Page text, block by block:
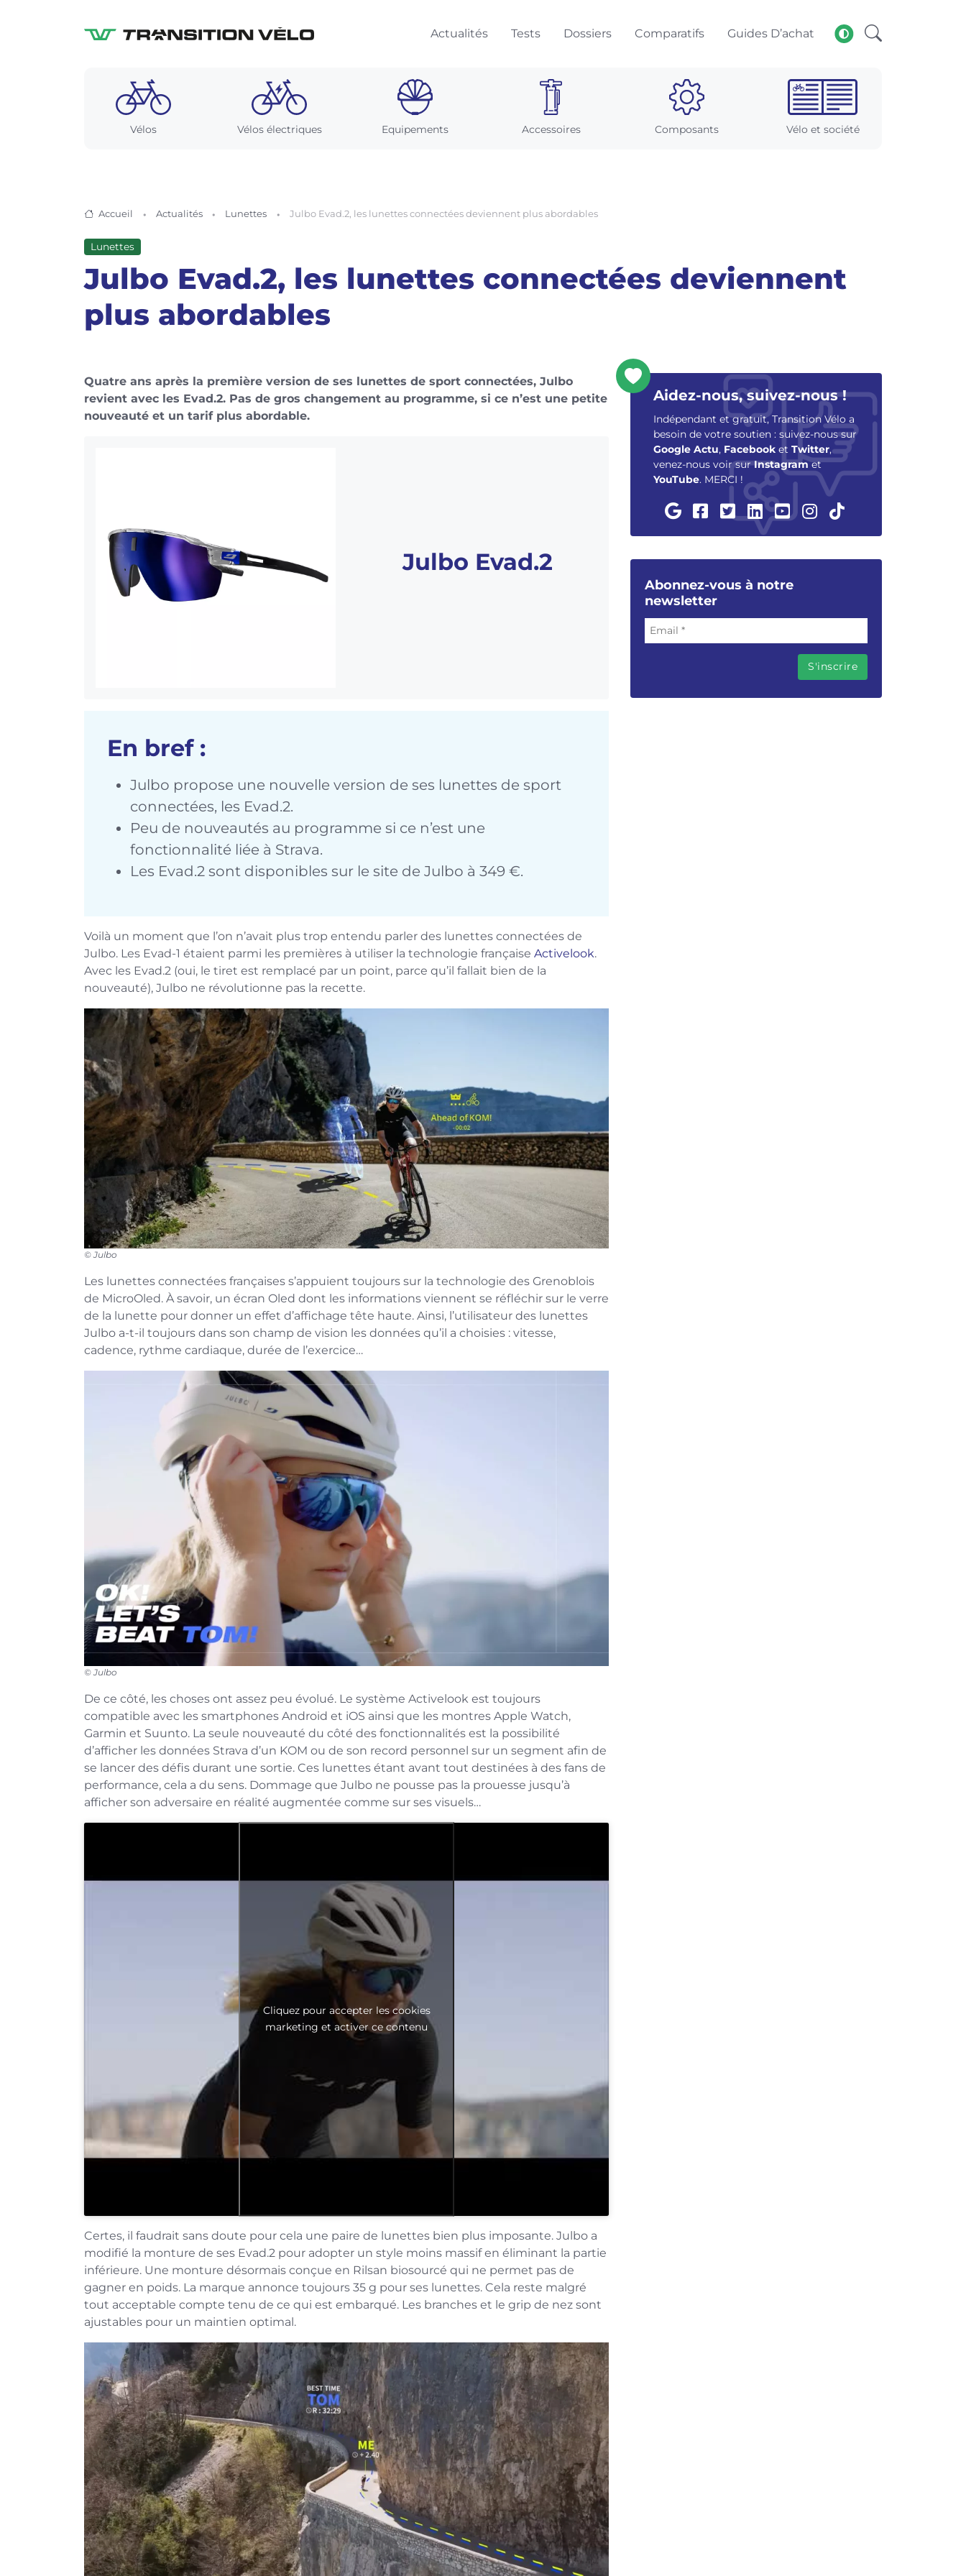
Actualités Tests Dossiers Comparatifs Guides D’achat
Vélos Vélos électriques Equipements Accessoires Composants Vélo et société
Accueil Actualités Lunettes Julbo Evad.2, les lunettes connectées deviennent plus abordables
Lunettes
Julbo Evad.2, les lunettes connectées deviennent
plus abordables
Quatre ans après la première version de ses lunettes de sport connectées, Julbo
revient avec les Evad.2. Pas de gros changement au programme, si ce n’est une petite
nouveauté et un tarif plus abordable.
Julbo Evad.2
En bref :
Julbo propose une nouvelle version de ses lunettes de sport
connectées, les Evad.2.
Peu de nouveautés au programme si ce n’est une
fonctionnalité liée à Strava.
Les Evad.2 sont disponibles sur le site de Julbo à 349 €.
Voilà un moment que l’on n’avait plus trop entendu parler des lunettes connectées de
Julbo. Les Evad-1 étaient parmi les premières à utiliser la technologie française Activelook.
Avec les Evad.2 (oui, le tiret est remplacé par un point, parce qu’il fallait bien de la
nouveauté), Julbo ne révolutionne pas la recette.
© Julbo
Les lunettes connectées françaises s’appuient toujours sur la technologie des Grenoblois
de MicroOled. À savoir, un écran Oled dont les informations viennent se réfléchir sur le verre
de la lunette pour donner un effet d’affichage tête haute. Ainsi, l’utilisateur des lunettes
Julbo a-t-il toujours dans son champ de vision les données qu’il a choisies : vitesse,
cadence, rythme cardiaque, durée de l’exercice…
© Julbo
De ce côté, les choses ont assez peu évolué. Le système Activelook est toujours
compatible avec les smartphones Android et iOS ainsi que les montres Apple Watch,
Garmin et Suunto. La seule nouveauté du côté des fonctionnalités est la possibilité
d’afficher les données Strava d’un KOM ou de son record personnel sur un segment afin de
se lancer des défis durant une sortie. Ces lunettes étant avant tout destinées à des fans de
performance, cela a du sens. Dommage que Julbo ne pousse pas la prouesse jusqu’à
afficher son adversaire en réalité augmentée comme sur ses visuels…
Cliquez pour accepter les cookies
marketing et activer ce contenu
Certes, il faudrait sans doute pour cela une paire de lunettes bien plus imposante. Julbo a
modifié la monture de ses Evad.2 pour adopter un style moins massif en éliminant la partie
inférieure. Une monture désormais conçue en Rilsan biosourcé qui ne permet pas de
gagner en poids. La marque annonce toujours 35 g pour ses lunettes. Cela reste malgré
tout acceptable compte tenu de ce qui est embarqué. Les branches et le grip de nez sont
ajustables pour un maintien optimal.
Aidez-nous, suivez-nous !
Indépendant et gratuit, Transition Vélo a
besoin de votre soutien : suivez-nous sur
Google Actu, Facebook et Twitter,
venez-nous voir surInstagramet
YouTube. MERCI !
Abonnez-vous à notre
newsletter